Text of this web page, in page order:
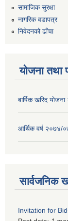
सामाजिक सुरक्षा
नागरिक वडापत्र
निवेदनको ढाँचा
योजना तथा
बार्षिक खरिद
आर्थिक वर्ष २०७४/
सार्वजनिक
Invitation for